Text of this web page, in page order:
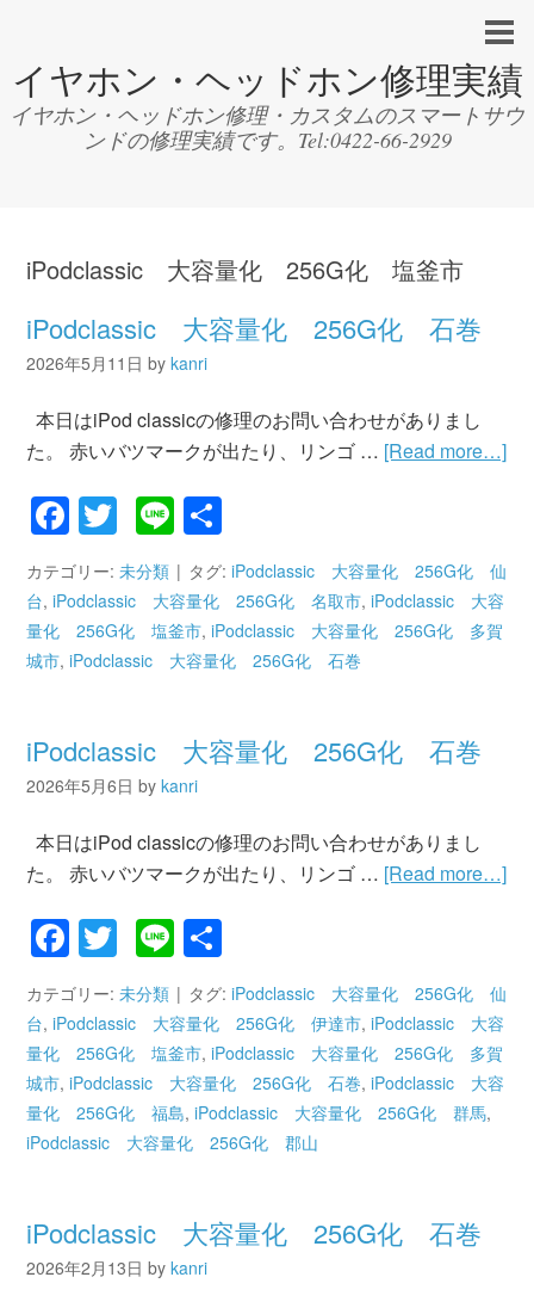
イヤホン・ヘッドホン修理実績
イヤホン・ヘッドホン修理・カスタムのスマートサウ
ンドの修理実績です。Tel:0422-66-2929
iPodclassic 大容量化 256G化 塩釜市
iPodclassic 大容量化 256G化 石巻
2026年5月11日 bykanri
本日はiPod classicの修理のお問い合わせがありまし
た。 赤いバツマークが出たり、リンゴ … [Read more…]
Facebook
Twitter
Line
有
カテゴリー:未分類 タグ:iPodclassic 大容量化 256G化 仙
台,iPodclassic 大容量化 256G化 名取市,iPodclassic 大容
量化 256G化 塩釜市,iPodclassic 大容量化 256G化 多賀
城市,iPodclassic 大容量化 256G化 石巻
iPodclassic 大容量化 256G化 石巻
2026年5月6日 bykanri
本日はiPod classicの修理のお問い合わせがありまし
た。 赤いバツマークが出たり、リンゴ … [Read more…]
Facebook
Twitter
Line
有
カテゴリー:未分類 タグ:iPodclassic 大容量化 256G化 仙
台,iPodclassic 大容量化 256G化 伊達市,iPodclassic 大容
量化 256G化 塩釜市,iPodclassic 大容量化 256G化 多賀
城市,iPodclassic 大容量化 256G化 石巻,iPodclassic 大容
量化 256G化 福島,iPodclassic 大容量化 256G化 群馬,
iPodclassic 大容量化 256G化 郡山
iPodclassic 大容量化 256G化 石巻
2026年2月13日 bykanri